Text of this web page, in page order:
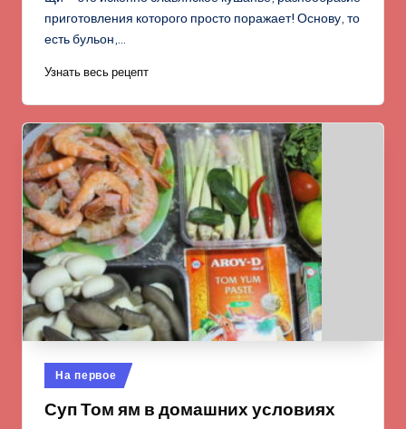
приготовления которого просто поражает! Основу, то
есть бульон,…
Узнать весь рецепт
Опубликовано
в
На первое
Суп Том ям в домашних условиях